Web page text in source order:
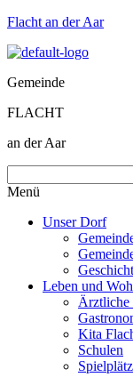
Flacht an der Aar
Gemeinde
FLACHT
an der Aar
Menü
Unser Dorf
Leben und
Ärztliche
Kita
Schulen